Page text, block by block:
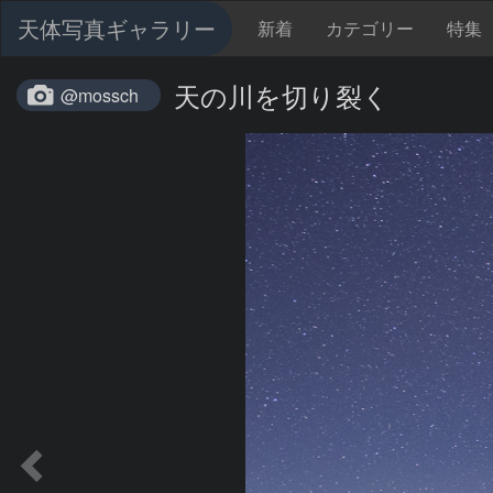
天体写真ギャラリー 新着 カテゴリー 特集
@mossch 天の川を切り裂く